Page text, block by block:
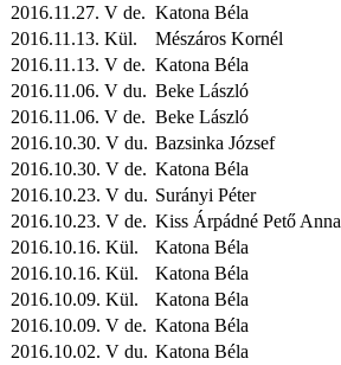
2016.11.27. V de. Katona Béla
2016.11.13. Kül. Mészáros Kornél
2016.11.13. V de. Katona Béla
2016.11.06. V du. Beke László
2016.11.06. V de. Beke László
2016.10.30. V du. Bazsinka József
2016.10.30. V de. Katona Béla
2016.10.23. V du. Surányi Péter
2016.10.23. V de. Kiss Árpádné Pető Anna
2016.10.16. Kül. Katona Béla
2016.10.16. Kül. Katona Béla
2016.10.09. Kül. Katona Béla
2016.10.09. V de. Katona Béla
2016.10.02. V du. Katona Béla